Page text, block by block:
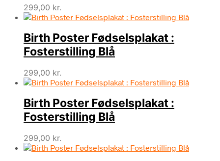
299,00 kr.
Birth Poster Fødselsplakat :
Fosterstilling Blå
299,00 kr.
Birth Poster Fødselsplakat :
Fosterstilling Blå
299,00 kr.